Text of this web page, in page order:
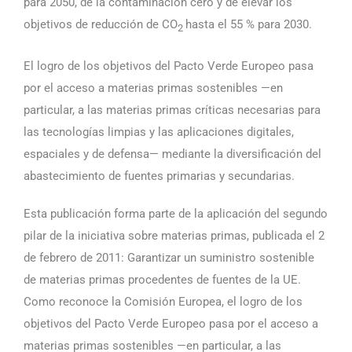
objetivos de reducción de CO2 hasta el 55 % para 2030.
El logro de los objetivos del Pacto Verde Europeo pasa
por el acceso a materias primas sostenibles —en
particular, a las materias primas críticas necesarias para
las tecnologías limpias y las aplicaciones digitales,
espaciales y de defensa— mediante la diversificación del
abastecimiento de fuentes primarias y secundarias.
Esta publicación forma parte de la aplicación del segundo
pilar de la iniciativa sobre materias primas, publicada el 2
de febrero de 2011: Garantizar un suministro sostenible
de materias primas procedentes de fuentes de la UE.
Como reconoce la Comisión Europea, el logro de los
objetivos del Pacto Verde Europeo pasa por el acceso a
materias primas sostenibles —en particular, a las